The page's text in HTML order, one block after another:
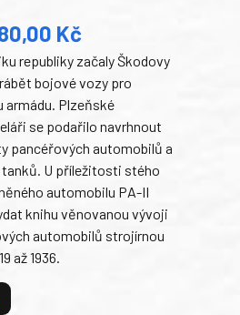
Kč
republiky začaly Škodovy
bojové vozy pro
Plzeňské
se podařilo navrhnout
pancéřových automobilů a
U příležitosti stého
automobilu PA-II
knihu věnovanou vývoji
automobilů strojírnou
až 1936.